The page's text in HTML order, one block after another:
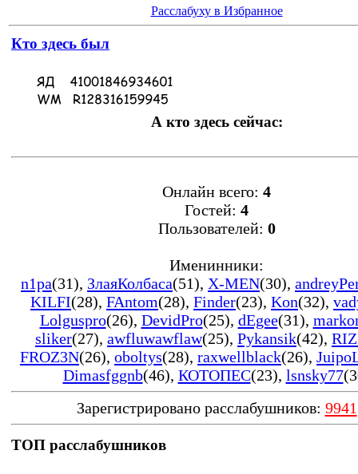
Расслабуху в Избранное
Кто здесь был
А кто здесь сейчас:
Онлайн всего: 4
Гостей: 4
Пользователей: 0
Именинники:
n1pa(31), ЗлаяКолбаса(51), X-MEN(30),
KILFI(28), FAntom(28), Finder(23), Kon(32),
Lolguspro(26), DevidPro(25), dEgee(31),
sliker(27), awfluwawflaw(25), Pykansik(42),
FROZ3N(26), oboltys(28), raxwellblack(26),
Dimasfggnb(46), КОТОПЕС(23), lsnsky77
Зарегистрировано расслабушников: 9941
ТОП расслабушников